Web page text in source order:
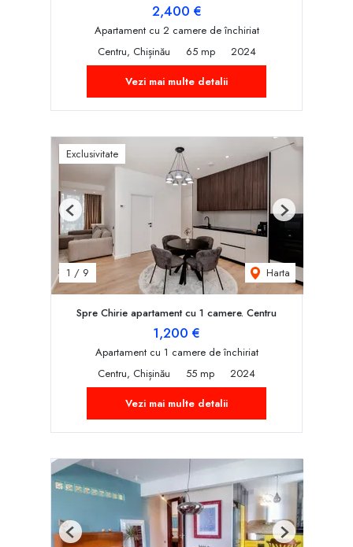
2,400 €
Apartament cu 2 camere de închiriat
Centru, Chișinău
65 mp
2024
Vezi mai multe detalii
Exclusivitate
1 / 9 Harta
Previous Next
Spre Chirie apartament cu 1 camere. Centru
1,200 €
Apartament cu 1 camere de închiriat
Centru, Chișinău
55 mp
2024
Vezi mai multe detalii
Previous Next